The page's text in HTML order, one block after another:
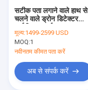
सटीक पता लगाने वाले हाथ से
चलने वाले ड्रोन डिटेक्टर
विश्लेषण के साथ
मूल्य:1499-2599 USD
MOQ:1
नवीनतम कीमत पता करें
अब से संपर्क करें